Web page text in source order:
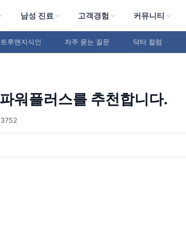
남성 진료 고객경험 커뮤니티
트루맨지식인 자주 묻는 질문 닥터 컬럼
워플러스를 추천합니다.
3752